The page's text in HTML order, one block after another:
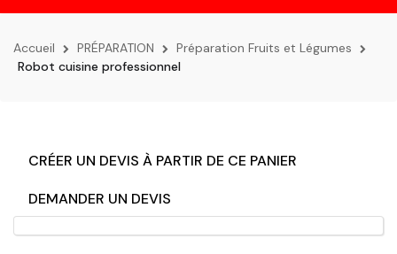
navigation
Accueil PRÉPARATION
Préparation Fruits et Légumes
Robot cuisine professionnel
CRÉER UN DEVIS À PARTIR DE CE PANIER
DEMANDER UN DEVIS